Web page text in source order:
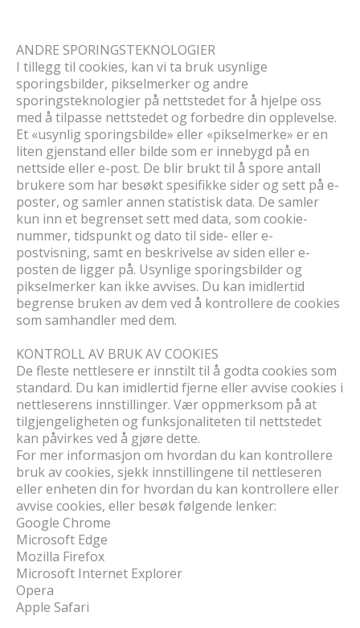
ANDRE SPORINGSTEKNOLOGIER
I tillegg til cookies, kan vi ta bruk usynlige
sporingsbilder, pikselmerker og andre
sporingsteknologier på nettstedet for å hjelpe oss
med å tilpasse nettstedet og forbedre din opplevelse.
Et «usynlig sporingsbilde» eller «pikselmerke» er en
liten gjenstand eller bilde som er innebygd på en
nettside eller e-post. De blir brukt til å spore antall
brukere som har besøkt spesifikke sider og sett på e-
poster, og samler annen statistisk data. De samler
kun inn et begrenset sett med data, som cookie-
nummer, tidspunkt og dato til side- eller e-
postvisning, samt en beskrivelse av siden eller e-
posten de ligger på. Usynlige sporingsbilder og
pikselmerker kan ikke avvises. Du kan imidlertid
begrense bruken av dem ved å kontrollere de cookies
som samhandler med dem.
KONTROLL AV BRUK AV COOKIES
De fleste nettlesere er innstilt til å godta cookies som
standard. Du kan imidlertid fjerne eller avvise cookies i
nettleserens innstillinger. Vær oppmerksom på at
tilgjengeligheten og funksjonaliteten til nettstedet
kan påvirkes ved å gjøre dette.
For mer informasjon om hvordan du kan kontrollere
bruk av cookies, sjekk innstillingene til nettleseren
eller enheten din for hvordan du kan kontrollere eller
avvise cookies, eller besøk følgende lenker:
Google Chrome
Microsoft Edge
Mozilla Firefox
Microsoft Internet Explorer
Opera
Apple Safari